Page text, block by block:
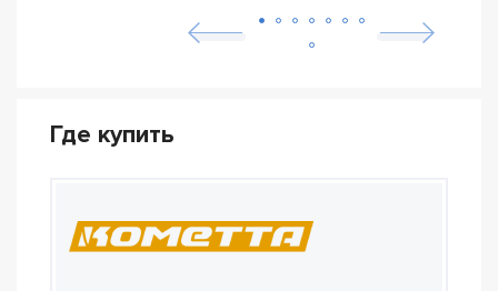
Где купить